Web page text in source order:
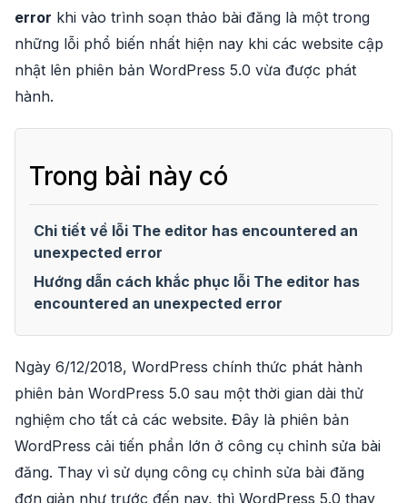
error khi vào trình soạn thảo bài đăng là một trong
những lỗi phổ biến nhất hiện nay khi các website cập
nhật lên phiên bản WordPress 5.0 vừa được phát
hành.
Trong bài này có
Chi tiết về lỗi The editor has encountered an
unexpected error
Hướng dẫn cách khắc phục lỗi The editor has
encountered an unexpected error
Ngày 6/12/2018, WordPress chính thức phát hành
phiên bản WordPress 5.0 sau một thời gian dài thử
nghiệm cho tất cả các website. Đây là phiên bản
WordPress cải tiến phần lớn ở công cụ chỉnh sửa bài
đăng. Thay vì sử dụng công cụ chỉnh sửa bài đăng
đơn giản như trước đến nay, thì WordPress 5.0 thay